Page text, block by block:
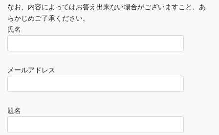
なお、内容によってはお答え出来ない場合がございますこと、あ
らかじめご了承ください。
氏名
メールアドレス
題名